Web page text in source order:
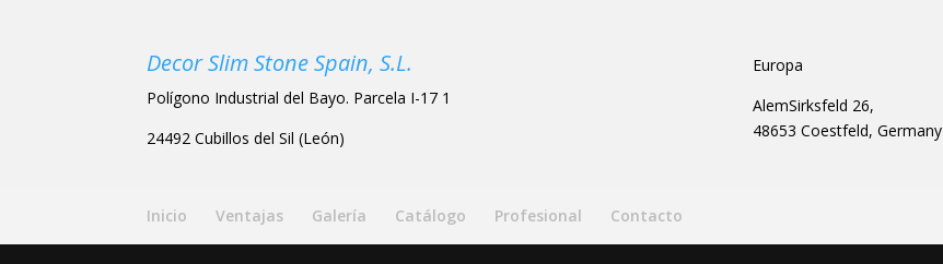
Decor Slim Stone Spain, S.L.
Polígono Industrial del Bayo. Parcela I-17 1
24492 Cubillos del Sil (León)
Europa
AlemSirksfeld 26,
48653 Coestfeld, Germany
Inicio Ventajas Galería Catálogo Profesional Contacto